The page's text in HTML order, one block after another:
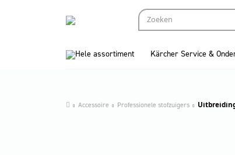
Hele assortiment Kärcher Service &
Accessoire Professionele stofzuigers